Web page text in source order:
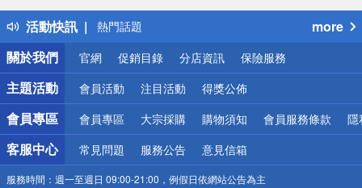
活動快訊
得獎公告
熱門話題
銀行優惠
偏遠地區配送
詐騙網頁！請小心！
more
關於我們
官網 促銷目錄 分店資訊 保險服務
主題活動 會員活動 注目活動 得獎公佈
會員專區 會員專區 大宗採購 購物須知 會員服務條款 隱
客服中心 常見問題 服務公告 意見信箱
服務時間： 週一至週日 09:00-21:00，例假日依網站公告為主